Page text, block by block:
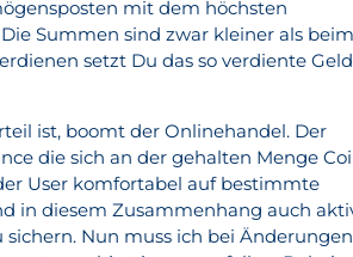
mit dem höchsten
Summen sind zwar kleiner als beim
setzt Du das so verdiente Geld
ist, boomt der Onlinehandel. Der
die sich an der gehalten Menge
User komfortabel auf bestimmte
in diesem Zusammenhang auch
Nun muss ich bei